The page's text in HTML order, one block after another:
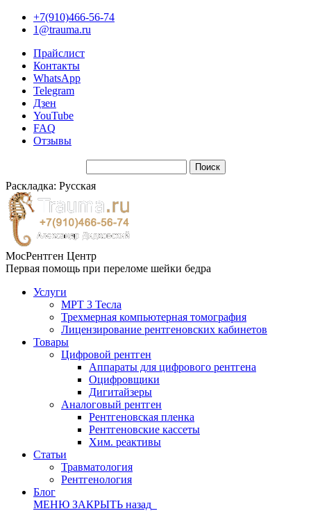
+7(910)466-56-74
1@trauma.ru
Прайслист
Контакты
WhatsApp
Telegram
Дзен
YouTube
FAQ
Отзывы
Раскладка: Русская
МосРентген Центр
Первая помощь при переломе шейки бедра
Услуги
МРТ 3 Тесла
Трехмерная компьютерная томография
Лицензирование рентгеновских кабинетов
Товары
Цифровой рентген
Аппараты для цифрового рентгена
Оцифровщики
Дигитайзеры
Аналоговый рентген
Рентгеновская пленка
Рентгеновские кассеты
Хим. реактивы
Статьи
Травматология
Рентгенология
Блог
МЕНЮ ЗАКРЫТЬ назад